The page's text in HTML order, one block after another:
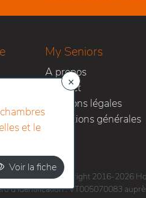
My Seniors
A propos
Contact
Mentions légales
Conditions générales
Copyright 2016-2026
d’identification : VT005070083
×
et le
Voir la fiche